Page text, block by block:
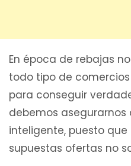
En época de rebajas
todo tipo de
para conseguir
debemos
inteligente, puesto
supuestas ofertas no